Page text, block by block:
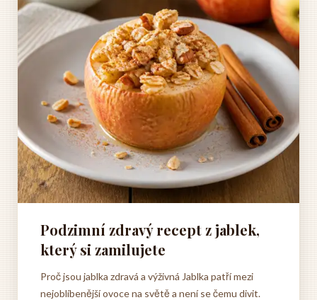
Podzimní zdravý recept z jablek,
který si zamilujete
Proč jsou jablka zdravá a výživná Jablka patří mezi
nejoblíbenější ovoce na světě a není se čemu divit.